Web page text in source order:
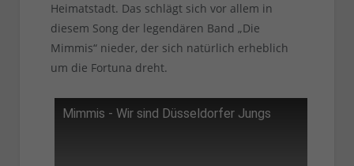
Heimatstadt. Das schlägt sich vor allem in
diesem Song der legendären Band „Die
Mimmis“ nieder, der sich natürlich erheblich
um die Fortuna dreht.
Mimmis - Wir sind Düsseldorfer Jungs